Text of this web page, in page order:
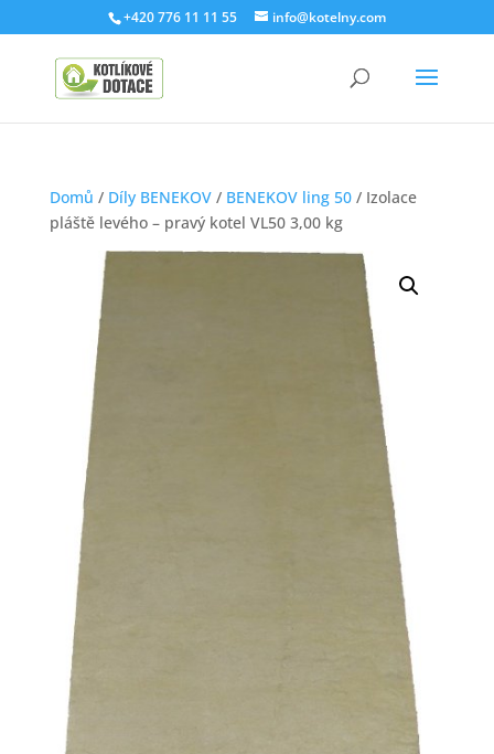
+420 776 11 11 55 info@kotelny.com
Domů / Díly BENEKOV/ BENEKOV ling 50/ Izolace
pláště levého – pravý kotel VL50 3,00 kg